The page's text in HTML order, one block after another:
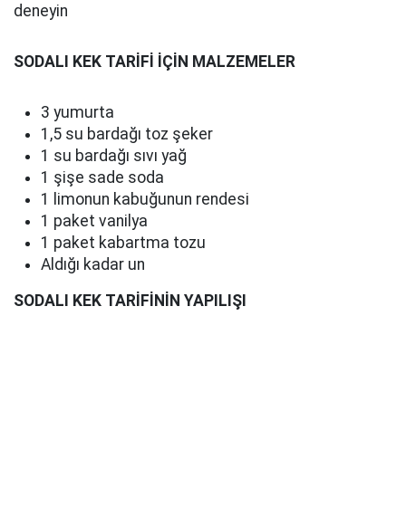
deneyin
SODALI KEK TARİFİ İÇİN MALZEMELER
3 yumurta
1,5 su bardağı toz şeker
1 su bardağı sıvı yağ
1 şişe sade soda
1 limonun kabuğunun rendesi
1 paket vanilya
1 paket kabartma tozu
Aldığı kadar un
SODALI KEK TARİFİNİN YAPILIŞI